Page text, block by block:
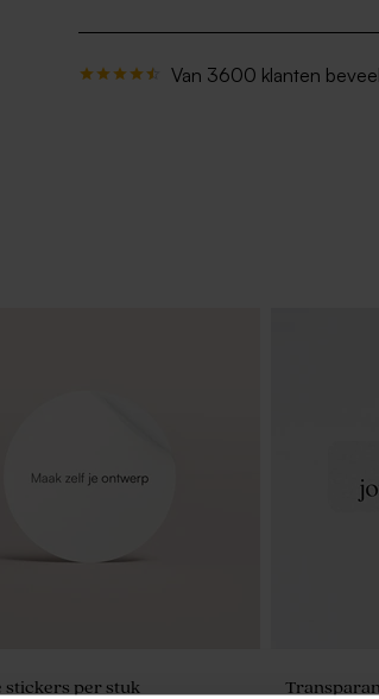
Van 3600 klanten
stickers per stuk